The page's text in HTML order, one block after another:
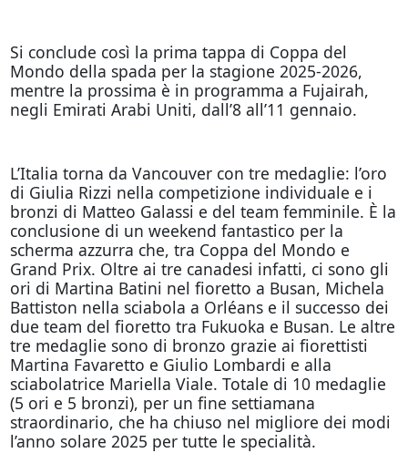
Si conclude così la prima tappa di Coppa del
Mondo della spada per la stagione 2025-2026,
mentre la prossima è in programma a Fujairah,
negli Emirati Arabi Uniti, dall’8 all’11 gennaio.
L’Italia torna da Vancouver con tre medaglie: l’oro
di Giulia Rizzi nella competizione individuale e i
bronzi di Matteo Galassi e del team femminile. È la
conclusione di un weekend fantastico per la
scherma azzurra che, tra Coppa del Mondo e
Grand Prix. Oltre ai tre canadesi infatti, ci sono gli
ori di Martina Batini nel fioretto a Busan, Michela
Battiston nella sciabola a Orléans e il successo dei
due team del fioretto tra Fukuoka e Busan. Le altre
tre medaglie sono di bronzo grazie ai fiorettisti
Martina Favaretto e Giulio Lombardi e alla
sciabolatrice Mariella Viale. Totale di 10 medaglie
(5 ori e 5 bronzi), per un fine settiamana
straordinario, che ha chiuso nel migliore dei modi
l’anno solare 2025 per tutte le specialità.